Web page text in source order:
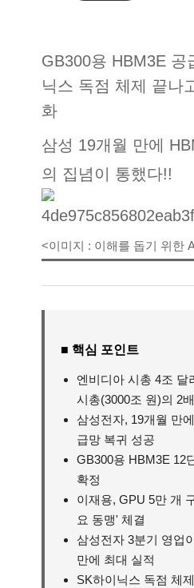
GB300용 HBM3E 공
닉스 독점 체제 끝나
화
삼성 19개월 만에
의 집념이 통했다!!
<이미지 : 이해를 돕기 위한
■ 핵심 포인트
엔비디아 시총 4조 달
시총(3000조 원)의 2배
삼성전자, 19개월 만
급망 복귀 성공
GB300용 HBM3E 12
확정
이재용, GPU 5만 개
요 동맹' 체결
삼성전자 3분기 영업
만에 최대 실적
SK하이닉스 독점 체